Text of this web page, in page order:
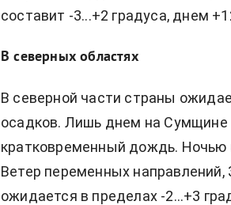
составит -3...+2 градуса, днем
В северных областях
В северной части страны
осадков. Лишь днем на
кратковременный дождь.
Ветер переменных
ожидается в пределах -2...+3